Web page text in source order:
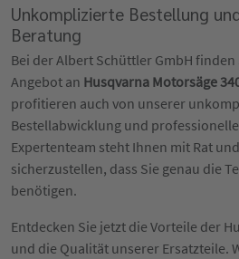
Unkomplizierte Bestellung
Beratung
Bei der Albert Schüttler GmbH
Angebot an Husqvarna Motorsäge
profitieren auch von unserer
Bestellabwicklung und
Expertenteam steht Ihnen mit Rat
sicherzustellen, dass Sie genau die
benötigen.
Entdecken Sie jetzt die Vorteile der
und die Qualität unserer Ersatzteile.